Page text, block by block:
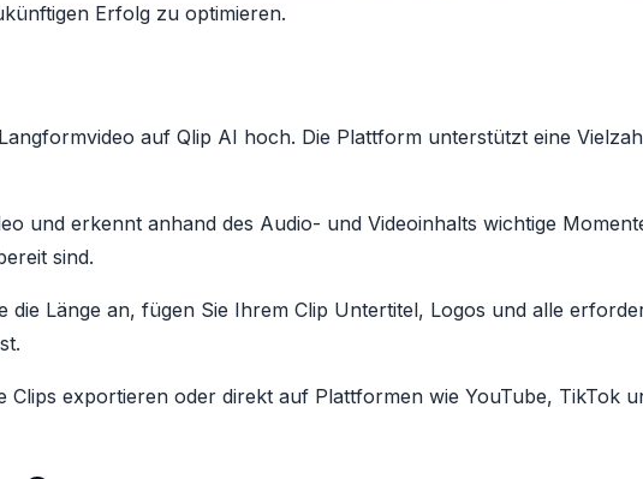
Erfolg zu optimieren.
auf Qlip AI hoch. Die Plattform unterstützt eine
und erkennt anhand des Audio- und Videoinhalts wichtige
sind.
die Länge an, fügen Sie Ihrem Clip Untertitel, Logos und alle
Clips exportieren oder direkt auf Plattformen wie YouTube, TikTok